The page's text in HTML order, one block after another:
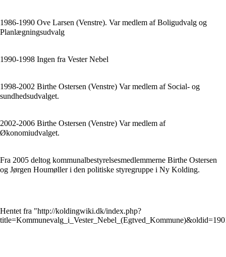
1986-1990 Ove Larsen (Venstre). Var medlem af Boligudvalg og
Planlægningsudvalg
1990-1998 Ingen fra Vester Nebel
1998-2002 Birthe Ostersen (Venstre) Var medlem af Social- og
sundhedsudvalget.
2002-2006 Birthe Ostersen (Venstre) Var medlem af
Økonomiudvalget.
Fra 2005 deltog kommunalbestyrelsesmedlemmerne Birthe Ostersen
og Jørgen Houmøller i den politiske styregruppe i Ny Kolding.
Hentet fra "http://koldingwiki.dk/index.php?